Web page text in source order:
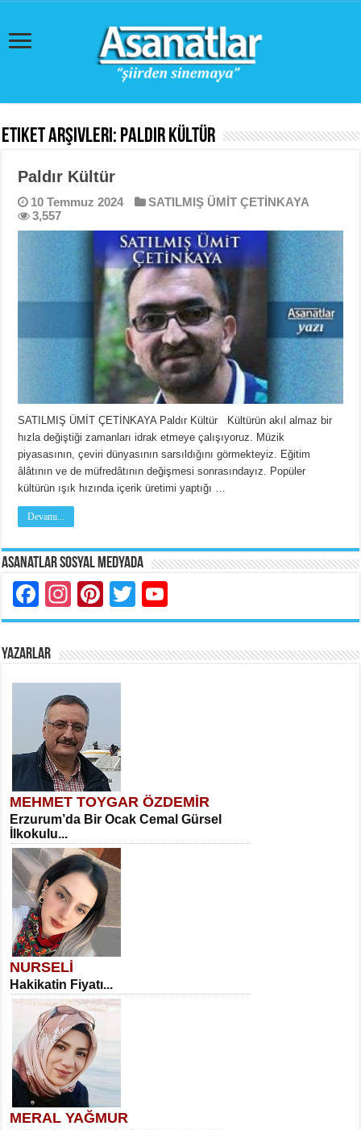
Etiket Arşivleri: Paldır Kültür
Paldır Kültür
10 Temmuz 2024
SATILMIŞ ÜMİT ÇETİNKAYA
3,557
SATILMIŞ ÜMİT ÇETİNKAYA Paldır Kültür Kültürün akıl almaz bir
hızla değiştiği zamanları idrak etmeye çalışıyoruz. Müzik
piyasasının, çeviri dünyasının sarsıldığını görmekteyiz. Eğitim
âlâtının ve de müfredâtının değişmesi sonrasındayız. Popüler
kültürün ışık hızında içerik üretimi yaptığı …
Devamı...
Asanatlar Sosyal Medyada
Facebook
Instagram
Pinterest
Twitter
YAZARLAR
MEHMET TOYGAR ÖZDEMİR
Erzurum’da Bir Ocak Cemal Gürsel
İlkokulu...
NURSELİ
Hakikatin Fiyatı...
MERAL YAĞMUR